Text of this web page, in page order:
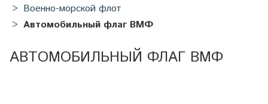
Военно-морской флот
Автомобильный флаг ВМФ
АВТОМОБИЛЬНЫЙ ФЛАГ ВМФ